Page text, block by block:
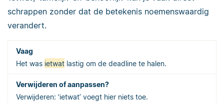
schrappen zonder dat de betekenis noemenswaardig
verandert.
Het was ietwat lastig om de deadline te halen.
Verwijderen: ‘ietwat’ voegt hier niets toe.